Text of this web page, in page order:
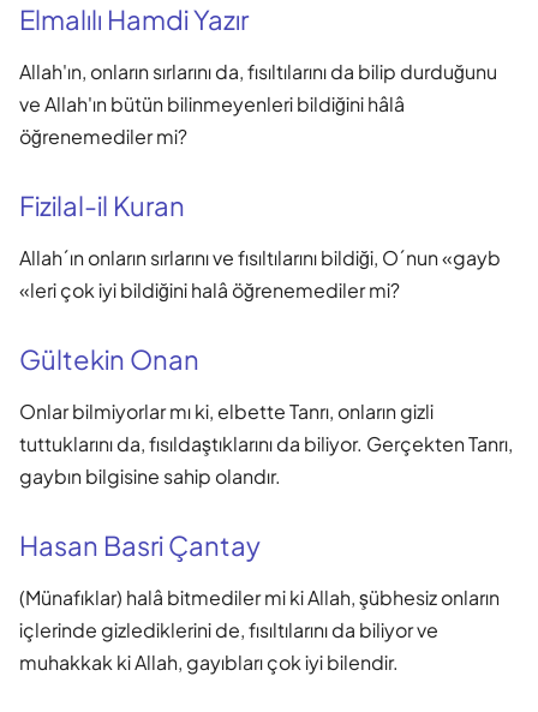
Elmalılı Hamdi Yazır
Allah'ın, onların sırlarını da, fısıltılarını da bilip durduğunu
ve Allah'ın bütün bilinmeyenleri bildiğini hâlâ
öğrenemediler mi?
Fizilal-il Kuran
Allah´ın onların sırlarını ve fısıltılarını bildiği, O´nun «gayb
«leri çok iyi bildiğini halâ öğrenemediler mi?
Gültekin Onan
Onlar bilmiyorlar mı ki, elbette Tanrı, onların gizli
tuttuklarını da, fısıldaştıklarını da biliyor. Gerçekten Tanrı,
gaybın bilgisine sahip olandır.
Hasan Basri Çantay
(Münafıklar) halâ bitmediler mi ki Allah, şübhesiz onların
içlerinde gizlediklerini de, fısıltılarını da biliyor ve
muhakkak ki Allah, gayıbları çok iyi bilendir.